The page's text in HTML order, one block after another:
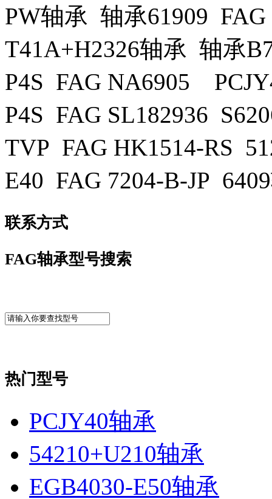
PW轴承 轴承61909
T41A+H2326轴承 轴承
P4S FAG NA6905
P4S FAG SL182936
TVP FAG HK1514-RS
E40 FAG 7204-B-JP
联系方式
FAG轴承型号搜索
热门型号
PCJY40轴承
54210+U210轴承
EGB4030-E50轴承